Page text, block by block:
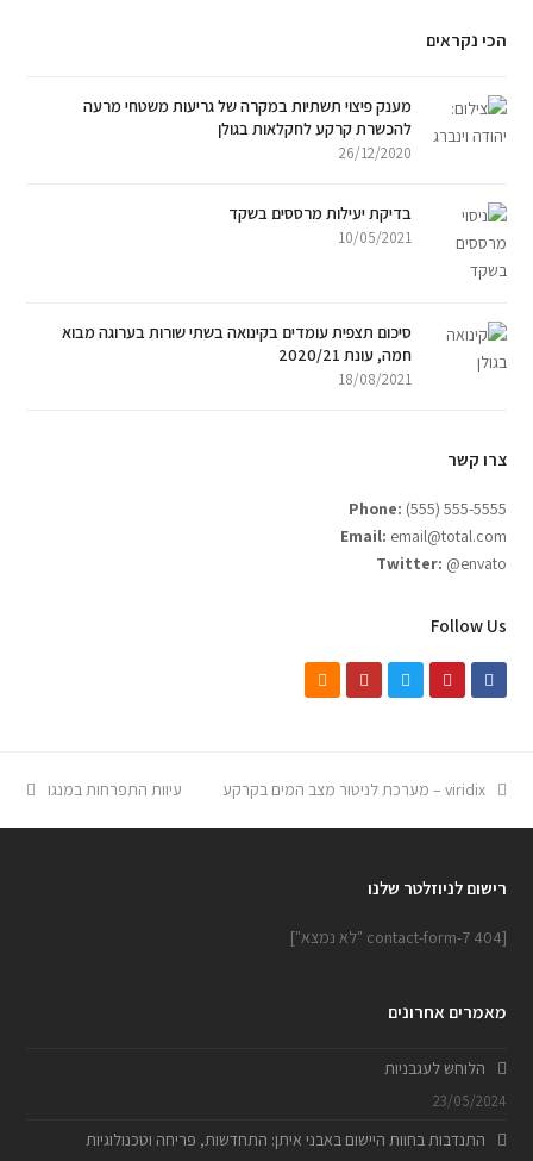
הכי נקראים
מענק פיצוי תשתיות במקרה של גריעות משטחי מרעה
להכשרת קרקע לחקלאות בגולן
26/12/2020
בדיקת יעילות מרססים בשקד
10/05/2021
סיכום תצפית עומדים בקינואה בשתי שורות בערוגה מבוא
חמה, עונת 2020/21
18/08/2021
צרו קשר
Phone: (555) 555-5555
Email: email@total.com
Twitter: @envato
Follow Us
viridix – מערכת לניטור מצב המים בקרקע עיוות התפרחות במנגו
רישום לניוזלטר שלנו
[contact-form-7 404 "לא נמצא"]
מאמרים אחרונים
הלוחש לעגבניות
23/05/2024
התנדבות בחוות היישום באבני איתן: התחדשות, פריחה וטכנולוגיות